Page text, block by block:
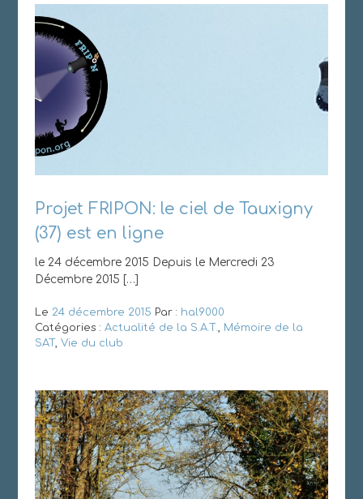
Projet FRIPON: le ciel de Tauxigny
(37) est en ligne
le 24 décembre 2015 Depuis le Mercredi 23
Décembre 2015 […]
Le 24 décembre 2015 Par : hal9000
Catégories : Actualité de la S.A.T., Mémoire de la
SAT , Vie du club